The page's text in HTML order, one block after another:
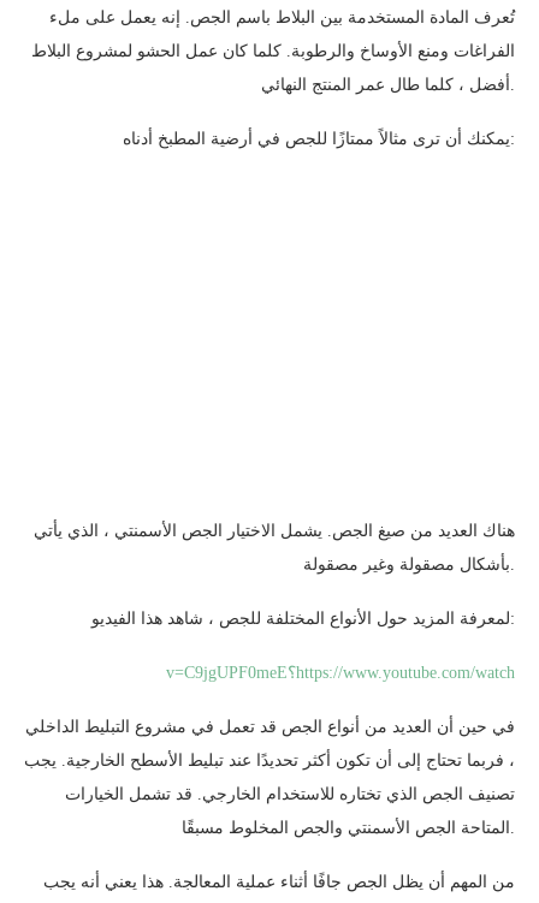
تُعرف المادة المستخدمة بين البلاط باسم الجص. إنه يعمل على ملء
الفراغات ومنع الأوساخ والرطوبة. كلما كان عمل الحشو لمشروع البلاط
أفضل ، كلما طال عمر المنتج النهائي.
يمكنك أن ترى مثالاً ممتازًا للجص في أرضية المطبخ أدناه:
هناك العديد من صيغ الجص. يشمل الاختيار الجص الأسمنتي ، الذي يأتي
لمعرفة المزيد حول الأنواع المختلفة للجص ، شاهد هذا الفيديو:
https://www.youtube.com/watch؟v=C9jgUPF0meE
في حين أن العديد من أنواع الجص قد تعمل في مشروع التبليط الداخلي
، فربما تحتاج إلى أن تكون أكثر تحديدًا عند تبليط الأسطح الخارجية. يجب
تصنيف الجص الذي تختاره للاستخدام الخارجي. قد تشمل الخيارات
من المهم أن يظل الجص جافًا أثناء عملية المعالجة. هذا يعني أنه يجب